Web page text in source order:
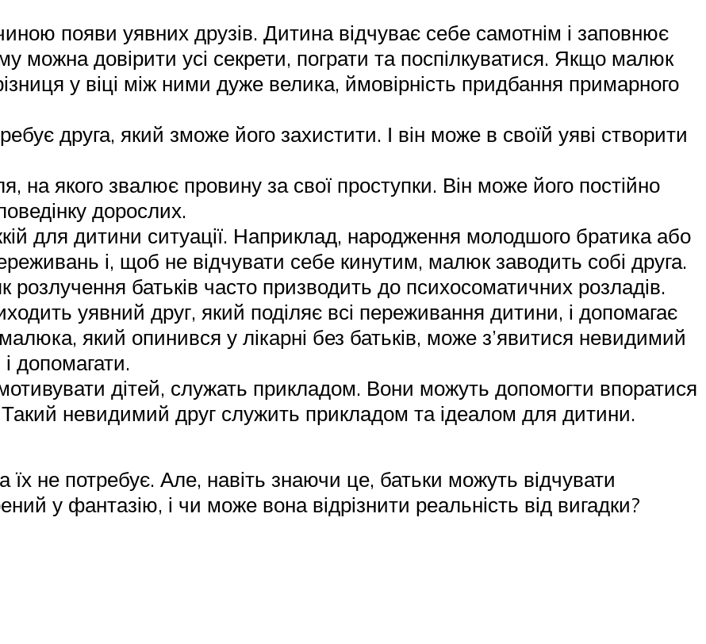
появи уявних друзів. Дитина відчуває себе самотнім і заповнює
можна довірити усі секрети, пограти та поспілкуватися. Якщо малюк
у віці між ними дуже велика, ймовірність придбання примарного
друга, який зможе його захистити. І він може в своїй уяві створити
на якого звалює провину за свої проступки. Він може його постійно
дорослих.
для дитини ситуації. Наприклад, народження молодшого братика або
і, щоб не відчувати себе кинутим, малюк заводить собі друга.
розлучення батьків часто призводить до психосоматичних розладів.
уявний друг, який поділяє всі переживання дитини, і допомагає
який опинився у лікарні без батьків, може з’явитися невидимий
допомагати.
мотивувати дітей, служать прикладом. Вони можуть допомогти впоратися
Такий невидимий друг служить прикладом та ідеалом для дитини.
їх не потребує. Але, навіть знаючи це, батьки можуть відчувати
у фантазію, і чи може вона відрізнити реальність від вигадки?